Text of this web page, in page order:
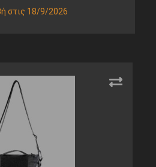
στις 18/9/2026